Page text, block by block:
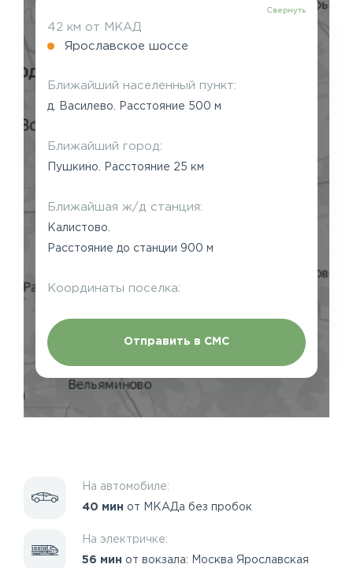
Свернуть
42 км от МКАД
Ярославское шоссе
Ближайший населенный пункт:
д. Василево. Расстояние 500 м
Ближайший город:
Пушкино. Расстояние 25 км
Ближайшая ж/д станция:
Калистово.
Расстояние до станции 900 м
Координаты поселка:
Отправить в СМС
На автомобиле:
40 мин от МКАДа без пробок
На электричке:
56 мин от вокзала: Москва Ярославская